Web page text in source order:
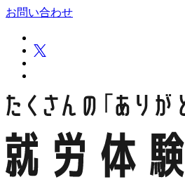
お問い合わせ